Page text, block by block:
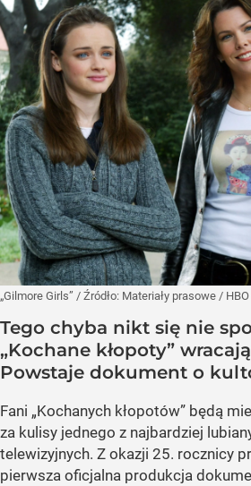
„Gilmore Girls” / Źródło: Materiały prasowe /
Tego chyba nikt się nie
„Kochane kłopoty”
Powstaje dokument o
Fani „Kochanych kłopotów” będą
za kulisy jednego z najbardziej
telewizyjnych. Z okazji 25. rocznicy
pierwsza oficjalna produkcja